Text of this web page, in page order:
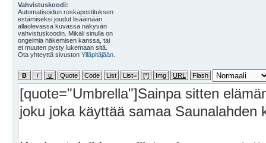
Vahvistuskoodi:
Automatisoidun roskapostituksen
estämiseksi joudut lisäämään
allaolevassa kuvassa näkyvän
vahvistuskoodin. Mikäli sinulla on
ongelmia näkemisen kanssa, tai
et muuten pysty lukemaan sitä.
Ota yhteyttä sivuston Ylläpitäjään